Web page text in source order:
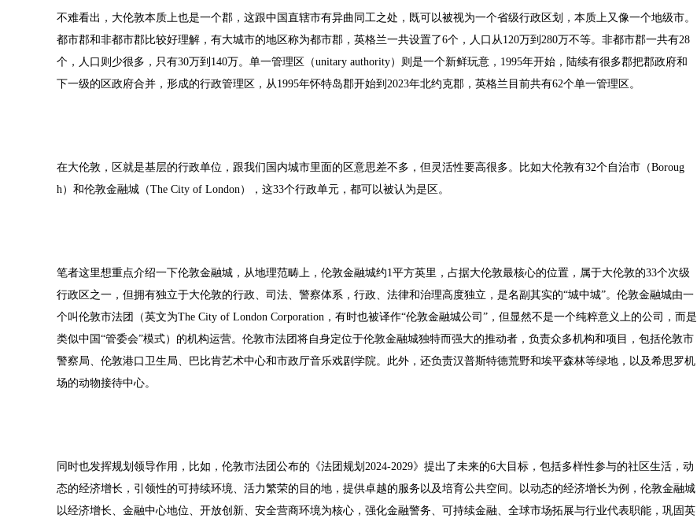
不难看出，大伦敦本质上也是一个郡，这跟中国直辖市有异曲同工之处，既可以被视为一个省级行政区划，本质上又像一个地级市。
都市郡和非都市郡比较好理解，有大城市的地区称为都市郡，英格兰一共设置了6个，人口从120万到280万不等。非都市郡一共有28
个，人口则少很多，只有30万到140万。单一管理区（unitary authority）则是一个新鲜玩意，1995年开始，陆续有很多郡把郡政府和
下一级的区政府合并，形成的行政管理区，从1995年怀特岛郡开始到2023年北约克郡，英格兰目前共有62个单一管理区。
在大伦敦，区就是基层的行政单位，跟我们国内城市里面的区意思差不多，但灵活性要高很多。比如大伦敦有32个自治市（Boroug
h）和伦敦金融城（The City of London），这33个行政单元，都可以被认为是区。
笔者这里想重点介绍一下伦敦金融城，从地理范畴上，伦敦金融城约1平方英里，占据大伦敦最核心的位置，属于大伦敦的33个次级
行政区之一，但拥有独立于大伦敦的行政、司法、警察体系，行政、法律和治理高度独立，是名副其实的“城中城”。伦敦金融城由一
个叫伦敦市法团（英文为The City of London Corporation，有时也被译作“伦敦金融城公司”，但显然不是一个纯粹意义上的公司，而是
类似中国“管委会”模式）的机构运营。伦敦市法团将自身定位于伦敦金融城独特而强大的推动者，负责众多机构和项目，包括伦敦市
警察局、伦敦港口卫生局、巴比肯艺术中心和市政厅音乐戏剧学院。此外，还负责汉普斯特德荒野和埃平森林等绿地，以及希思罗机
场的动物接待中心。
同时也发挥规划领导作用，比如，伦敦市法团公布的《法团规划2024-2029》提出了未来的6大目标，包括多样性参与的社区生活，动
态的经济增长，引领性的可持续环境、活力繁荣的目的地，提供卓越的服务以及培育公共空间。以动态的经济增长为例，伦敦金融城
以经济增长、金融中心地位、开放创新、安全营商环境为核心，强化金融警务、可持续金融、全球市场拓展与行业代表职能，巩固英